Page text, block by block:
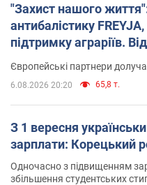
"Захист нашого
антибалістику FREYJA,
підтримку аграріїв.
Європейські партнери
6.08.2026 20:20 65,8 т.
З 1 вересня
зарплати: Корецький
Одночасно з підвищенням
збільшення студентських